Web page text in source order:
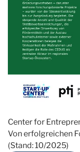
Center for
Von erfolgreichen
(Stand: 10/2025)